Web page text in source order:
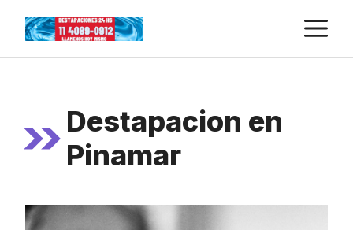
content
Destapacion en
Pinamar